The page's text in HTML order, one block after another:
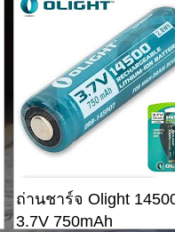
ถ่านชาร์จ Olight
3.7V 750mAh